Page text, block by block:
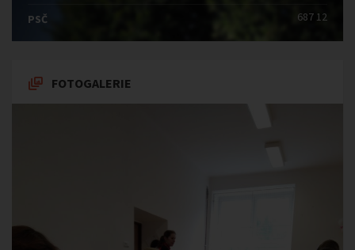
PSČ
687 12
FOTOGALERIE